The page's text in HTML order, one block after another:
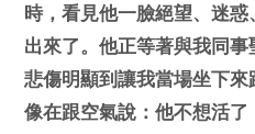
時，看見他一臉絕望、迷
出來了。他正等著與我同
悲傷明顯到讓我當場坐下
像在跟空氣說：他不想活